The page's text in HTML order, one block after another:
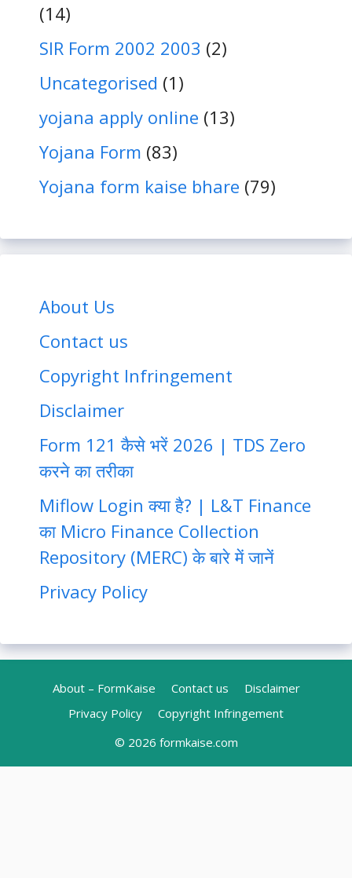
(14)
SIR Form 2002 2003 (2)
Uncategorised (1)
yojana apply online (13)
Yojana Form (83)
Yojana form kaise bhare (79)
About Us
Contact us
Copyright Infringement
Disclaimer
Form 121 कैसे भरें 2026 | TDS Zero
करने का तरीका
Miflow Login क्या है? | L&T Finance
का Micro Finance Collection
Repository (MERC) के बारे में जानें
Privacy Policy
About – FormKaise Contact us
Disclaimer
Privacy Policy
Copyright Infringement
© 2026 formkaise.com